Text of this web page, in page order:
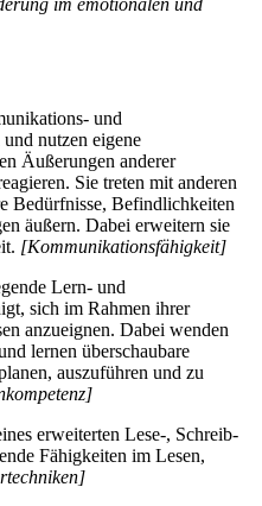
und
nutzen eigene
Äußerungen anderer
Sie treten mit anderen
Bedürfnisse, Befindlichkeiten
äußern. Dabei erweitern sie
[Kommunikationsfähigkeit]
Lern- und
sich im Rahmen ihrer
anzueignen. Dabei wenden
lernen überschaubare
auszuführen und zu
erweiterten Lese-, Schreib-
Fähigkeiten im Lesen,